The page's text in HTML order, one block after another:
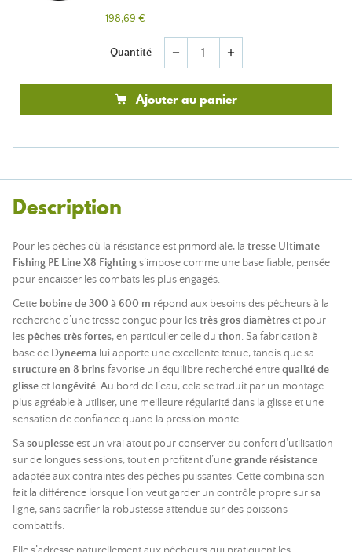
198,69 €
Quantité remove add
Ajouter au panier
Description
Pour les pêches où la résistance est primordiale, la tresse Ultimate
Fishing PE Line X8 Fightings’impose comme une base fiable, pensée
pour encaisser les combats les plus engagés.
Cette bobine de 300 à 600 m répond aux besoins des pêcheurs à la
recherche d’une tresse conçue pour lestrès gros diamètreset pour
les pêches très fortes, en particulier celle du thon. Sa fabrication à
base de Dyneema lui apporte une excellente tenue, tandis que sa
structure en 8 brinsfavorise un équilibre recherché entrequalité de
glisseet longévité. Au bord de l’eau, cela se traduit par un montage
plus agréable à utiliser, une meilleure régularité dans la glisse et une
sensation de confiance quand la pression monte.
Sa souplesseest un vrai atout pour conserver du confort d’utilisation
sur de longues sessions, tout en profitant d’unegrande résistance
adaptée aux contraintes des pêches puissantes. Cette combinaison
fait la différence lorsque l’on veut garder un contrôle propre sur sa
ligne, sans sacrifier la robustesse attendue sur des poissons
combattifs.